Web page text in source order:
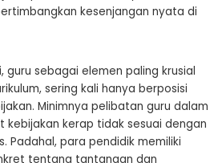
kesenjangan nyata di
guru sebagai elemen paling krusial
sering kali hanya berposisi
Minimnya pelibatan guru dalam
kebijakan kerap tidak sesuai dengan
Padahal, para pendidik memiliki
tentang tantangan dan